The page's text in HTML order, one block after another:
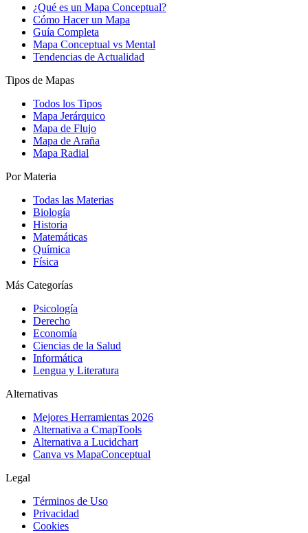
¿Qué es un Mapa Conceptual?
Cómo Hacer un Mapa
Guía Completa
Mapa Conceptual vs Mental
Tendencias de Actualidad
Tipos de Mapas
Todos los Tipos
Mapa Jerárquico
Mapa de Flujo
Mapa de Araña
Mapa Radial
Por Materia
Todas las Materias
Biología
Historia
Matemáticas
Química
Física
Más Categorías
Psicología
Derecho
Economía
Ciencias de la Salud
Informática
Lengua y Literatura
Alternativas
Mejores Herramientas 2026
Alternativa a CmapTools
Alternativa a Lucidchart
Canva vs MapaConceptual
Legal
Términos de Uso
Privacidad
Cookies